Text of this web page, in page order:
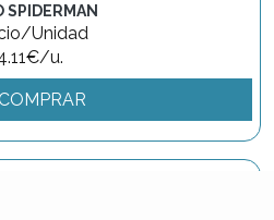
SPIDERMAN
Unidad
u.